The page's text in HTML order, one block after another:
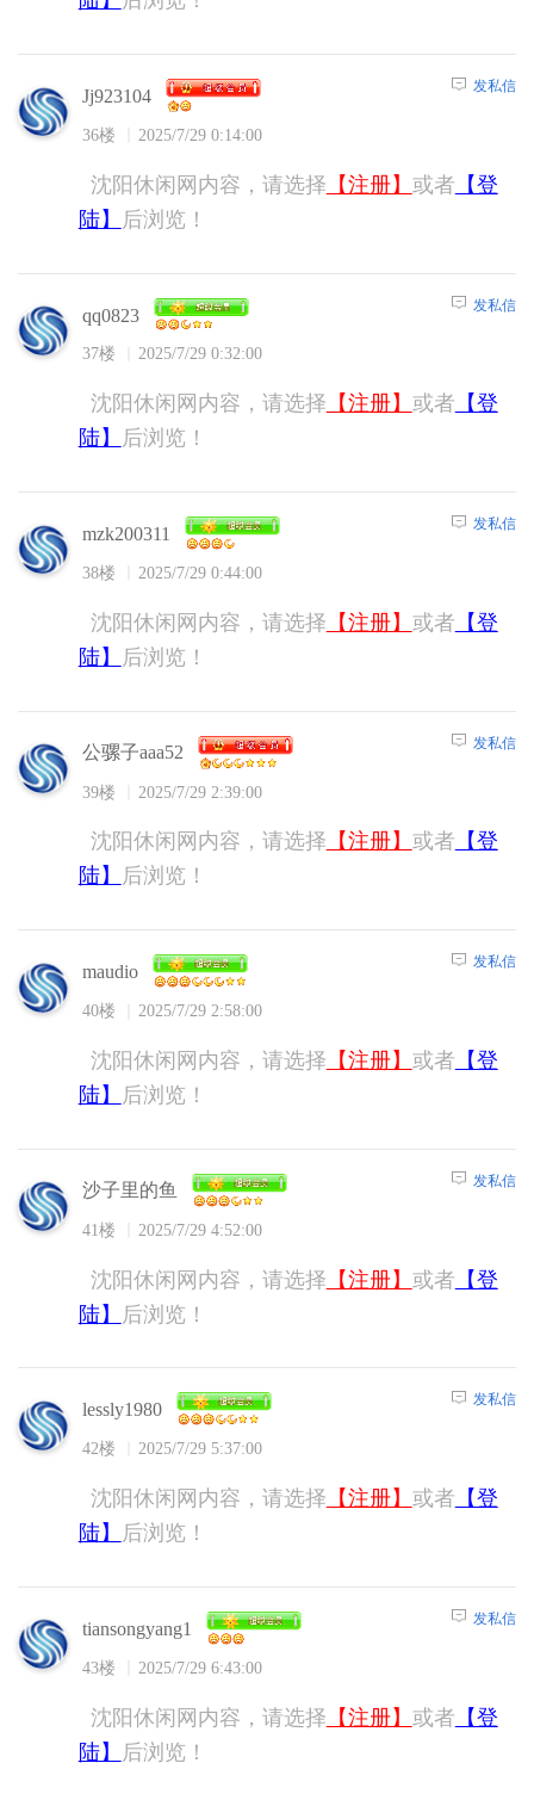
Jj923104
36楼 2025/7/29 0:14:00
发私信
沈阳休闲网内容，请选择 【注册】 或者 【登
陆】
后浏览！
qq0823
37楼 2025/7/29 0:32:00
发私信
沈阳休闲网内容，请选择 【注册】 或者 【登
陆】
后浏览！
mzk200311
38楼 2025/7/29 0:44:00
发私信
沈阳休闲网内容，请选择 【注册】 或者 【登
陆】
后浏览！
公骡子aaa52
39楼 2025/7/29 2:39:00
发私信
沈阳休闲网内容，请选择 【注册】 或者 【登
陆】
后浏览！
maudio
40楼 2025/7/29 2:58:00
发私信
沈阳休闲网内容，请选择 【注册】 或者 【登
陆】
后浏览！
沙子里的鱼
41楼 2025/7/29 4:52:00
发私信
沈阳休闲网内容，请选择 【注册】 或者 【登
陆】
后浏览！
lessly1980
42楼 2025/7/29 5:37:00
发私信
沈阳休闲网内容，请选择 【注册】 或者 【登
陆】
后浏览！
tiansongyang1
43楼 2025/7/29 6:43:00
发私信
沈阳休闲网内容，请选择 【注册】 或者 【登
陆】
后浏览！